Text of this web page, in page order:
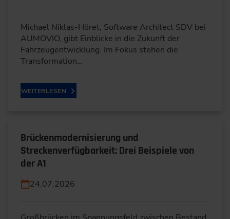
Michael Niklas-Höret, Software Architect SDV bei
AUMOVIO, gibt Einblicke in die Zukunft der
Fahrzeugentwicklung. Im Fokus stehen die
Transformation…
WEITERLESEN
Brückenmodernisierung und
Streckenverfügbarkeit: Drei Beispiele von
der A1
24.07.2026